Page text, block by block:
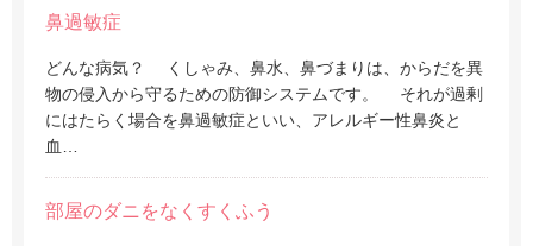
鼻過敏症
どんな病気？ くしゃみ、鼻水、鼻づまりは、からだを異
物の侵入から守るための防御システムです。 それが過剰
にはたらく場合を鼻過敏症といい、アレルギー性鼻炎と
血…
部屋のダニをなくすくふう